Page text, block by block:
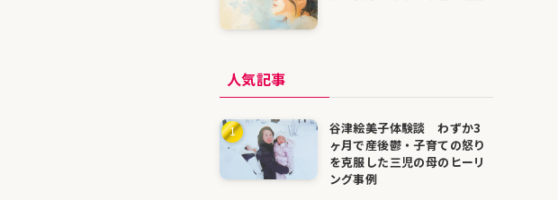
人気記事
谷津絵美子体験談 わずか3
ヶ月で産後鬱・子育ての怒り
を克服した三児の母のヒーリ
ング事例